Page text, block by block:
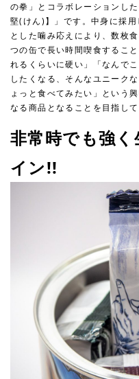
の拳」とコラボレーションし
堅(けん)】」です。中⾝に採
とした噛み応えにより、数枚
つの⽸で⻑い時間喫⾷するこ
れるくらいに硬い」「なんで
したくなる、そんなユニーク
ょっと⾷べてみたい」という
なる商品となることを⽬指して
⾮常時でも強
イン!!